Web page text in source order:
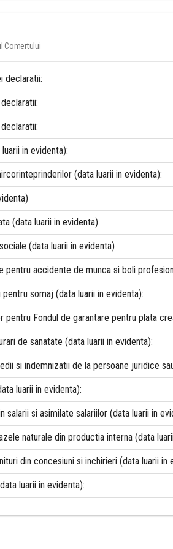
Comertului
declaratii:
in evidenta):
(data luarii in evidenta):
(data luarii in evidenta)
(data luarii in evidenta)
pentru accidente de munca si boli
somaj (data luarii in evidenta):
pentru Fondul de garantare pentru plata
de sanatate (data luarii in evidenta):
si indemnizatii de la persoane juridice
luarii in evidenta):
salarii si asimilate salariilor (data luarii in
naturale din productia interna (data
din concesiuni si inchirieri (data luarii in
luarii in evidenta):